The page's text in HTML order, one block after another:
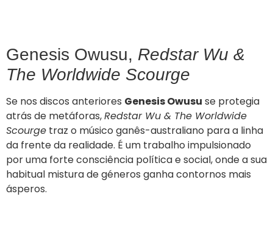
Genesis Owusu, Redstar Wu &
The Worldwide Scourge
Se nos discos anteriores Genesis Owusu se protegia
atrás de metáforas,Redstar Wu & The Worldwide
Scourge traz o músico ganês-australiano para a linha
da frente da realidade. É um trabalho impulsionado
por uma forte consciência política e social, onde a sua
habitual mistura de géneros ganha contornos mais
ásperos.